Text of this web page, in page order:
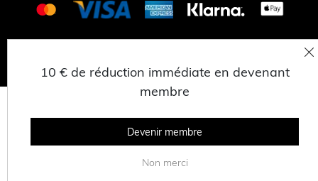
CONDITIONS GÉNÉRALES
TRAVAILLER CHEZ MS MODE
10 € de réduction immédiate en devenant
membre
Devenir membre
Non merci